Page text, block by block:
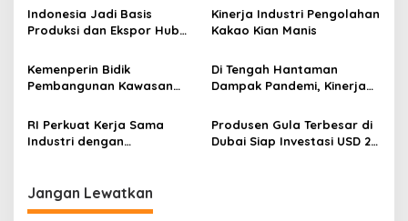
p
o
s
Minuman Sari Buah
Indonesia Jadi Basis
Produksi dan Ekspor Hub
Kinerja Industri Pengolahan
Kakao Kian Manis
Kemenperin Bidik
Pembangunan Kawasan
Di Tengah Hantaman
Dampak Pandemi, Kinerja
Melaju Kencang
RI Perkuat Kerja Sama
Industri dengan
Produsen Gula Terbesar di
Dubai Siap Investasi USD 2
Jangan Lewatkan